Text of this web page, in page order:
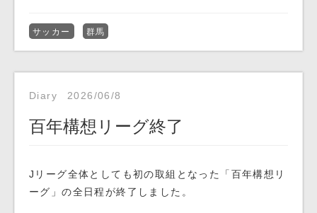
サッカー 群馬
Diary 2026/06/8
百年構想リーグ終了
Jリーグ全体としても初の取組となった「百年構想リ
ーグ」の全日程が終了しました。